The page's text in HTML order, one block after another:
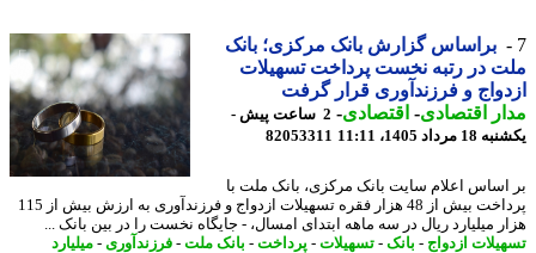
براساس گزارش بانک مرکزی؛ بانک
در رتبه نخست پرداخت تسهیلات
و فرزندآوری قرار گرفت
اقتصادی-اقتصادی- 2 ساعت پیش -
1405، 11:11
82053311
اعلام سایت بانک مرکزی، بانک ملت با
پرداخت بیش از 48 هزار فقره تسهیلات ازدواج و فرزندآوری به ارزش بیش از 115
میلیارد ریال در سه ماهه ابتدای امسال، - جایگاه نخست را در بین بانک ...
ازدواج -بانک -تسهیلات-پرداخت -بانک ملت -فرزندآوری - میلیارد